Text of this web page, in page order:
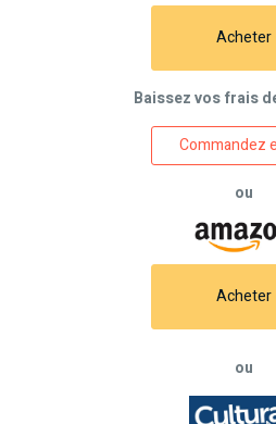
Acheter
Baissez vos frais
Commandez
ou
Acheter
ou